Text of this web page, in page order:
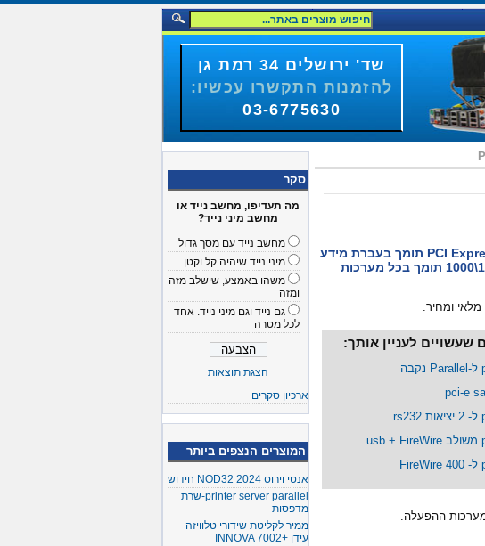
שד' ירושלים 34 רמת גן
להזמנות התקשרו עכשיו:
03-6775630
סקר
מה תעדיפו, מחשב נייד או
מחשב מיני נייד?
מחשב נייד עם מסך גדול
מיני נייד שיהיה קל וקטן
משהו באמצע, שישלב מזה
ומזה
גם נייד וגם מיני נייד. אחד
לכל מטרה
הצגת תוצאות
ארכיון סקרים
המוצרים הנצפים ביותר
אנטי וירוס NOD32 2024 חידוש
printer server parallel-שרת
מדפסות
ממיר לקליטת שידורי טלוויזה
עידן +INNOVA 7002
כרטיס רשת PCI Express תומך בעברת מידע
במהירות 10\100\1000 תומך בכל מערכות
מלאי ומחיר.
שעשויים לעניין אותך: